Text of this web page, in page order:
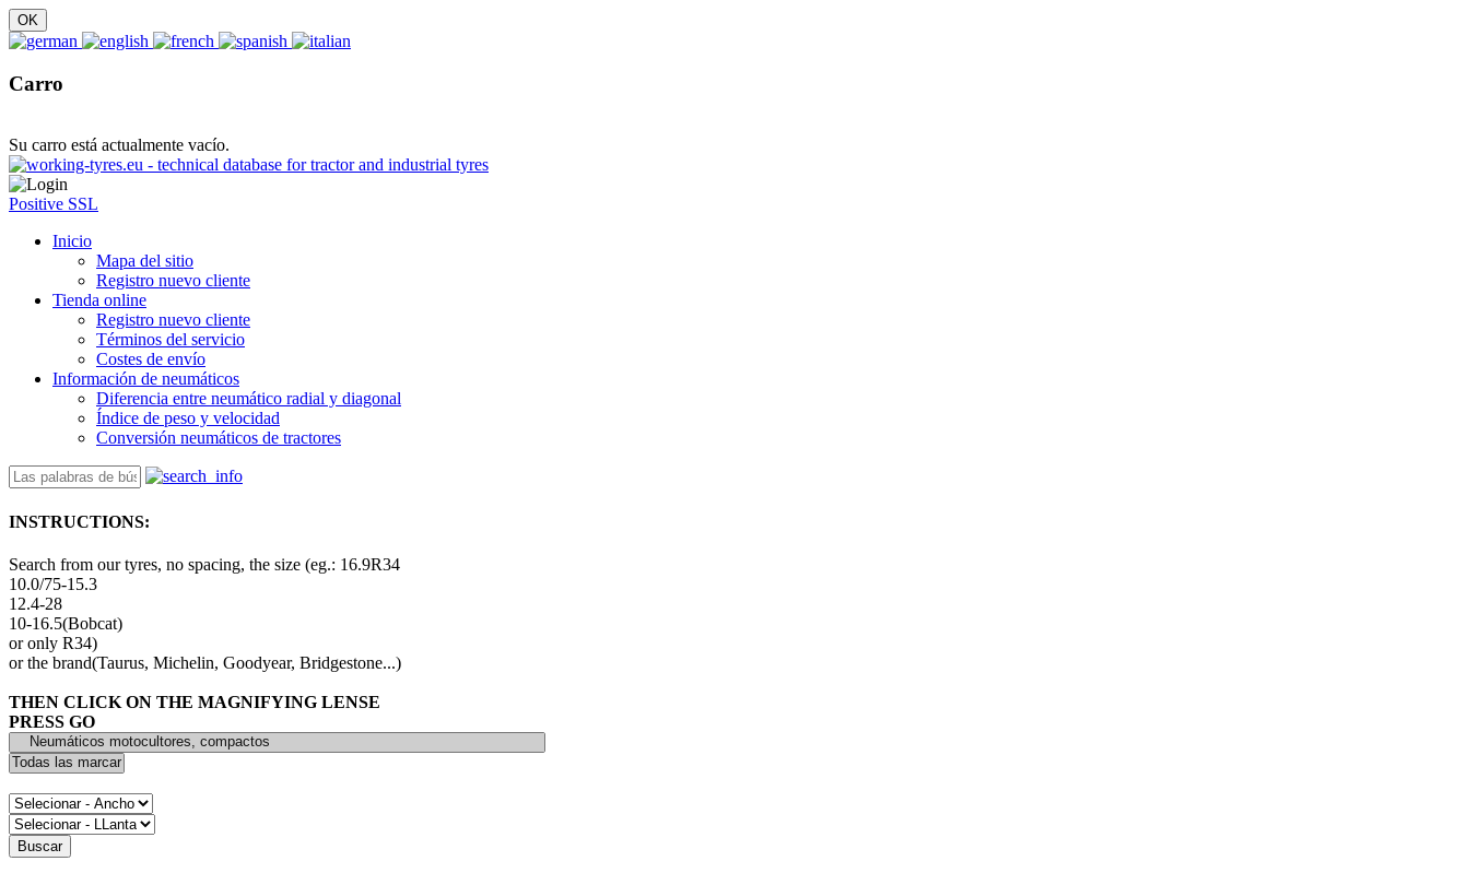
Carro
Su carro está actualmente vacío.
Positive SSL
Inicio
Mapa del sitio
Registro nuevo cliente
Tienda online
Registro nuevo cliente
Términos del servicio
Costes de envío
Información de neumáticos
Diferencia entre neumático radial y diagonal
Índice de peso y velocidad
Conversión neumáticos de tractores
INSTRUCTIONS:
Search from our tyres, no spacing, the size (eg.: 16.9R34
10.0/75-15.3
12.4-28
10-16.5(Bobcat)
or only R34)
or the brand(Taurus, Michelin, Goodyear, Bridgestone...)
THEN CLICK ON THE MAGNIFYING LENSE
PRESS GO